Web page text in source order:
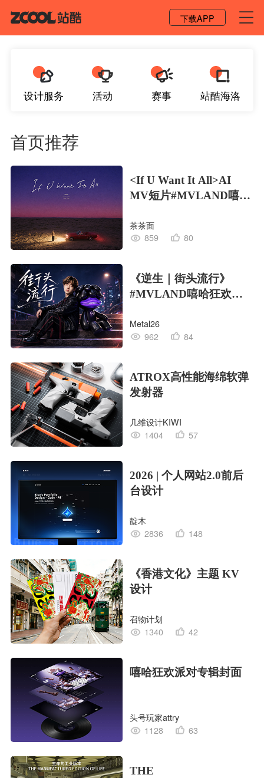
下载APP
设计服务 活动 赛事 站酷海洛
首页推荐
<If U Want It All>AI
MV短片#MVLAND嘻哈
茶茶面
859
80
《逆生｜街头流行》
#MVLAND嘻哈狂欢派
Metal26
962
84
ATROX高性能海绵软弹
发射器
几维设计KIWI
1404
57
2026 | 个人网站2.0前后
台设计
靛木
2836
148
《香港文化》主题 KV
设计
召物计划
1340
42
嘻哈狂欢派对专辑封面
头号玩家attry
1128
63
THE